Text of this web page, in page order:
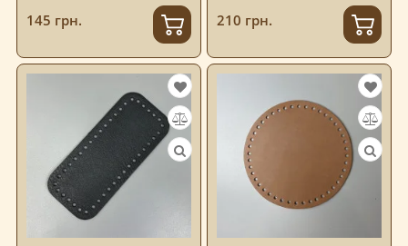
145 грн. 210 грн.